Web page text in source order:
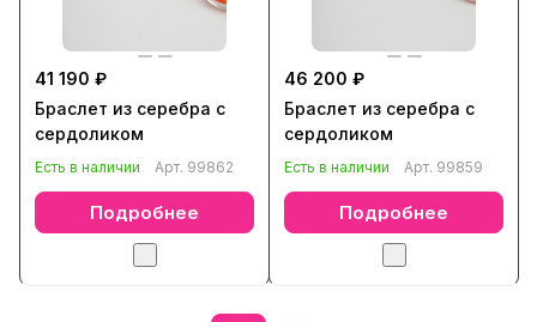
41 190 ₽
Браслет из серебра с
сердоликом
Есть в наличии Арт. 99862
Подробнее
46 200 ₽
Браслет из серебра с
сердоликом
Есть в наличии Арт. 99859
Подробнее